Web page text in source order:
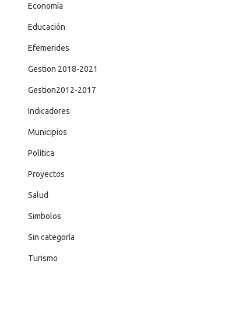
Economía
Educación
Efemerides
Gestion 2018-2021
Gestion2012-2017
Indicadores
Municipios
Política
Proyectos
Salud
Simbolos
Sin categoría
Turismo